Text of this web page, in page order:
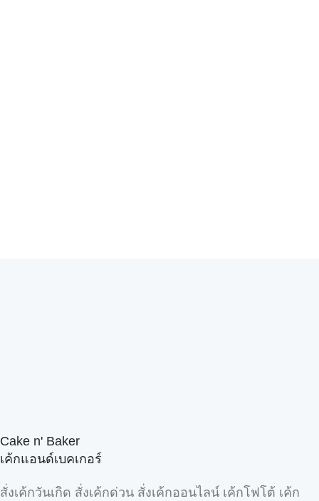
Cake n' Baker
เค้กแอนด์เบคเกอร์
สั่งเค้กวันเกิด สั่งเค้กด่วน สั่งเค้กออนไลน์ เค้กโฟโต้ เค้ก